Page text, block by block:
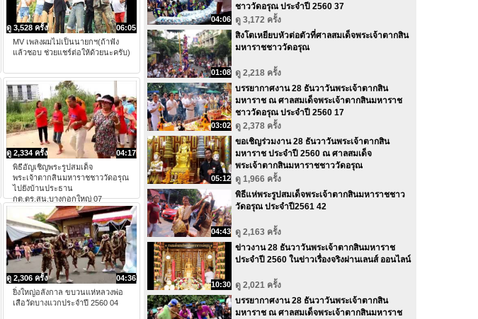
06:05
ดู 3,528 ครั้ง
MV เพลงผมไม่เป็นนายกฯ(ถ้าฟัง
แล้วชอบ ช่วยแชร์ต่อให้ด้วยนะครับ)
04:17
ดู 2,334 ครั้ง
พิธีอัญเชิญพระรูปสมเด็จ
พระเจ้าตากสินมหาราชชาววัดอรุณ
ไปยังบ้านประธาน
กต.ตร.สน.บางกอกใหญ่ 07
04:36
ดู 2,306 ครั้ง
ยิ่งใหญ่อลังกาล ขบวนแห่หลวงพ่อ
เสือวัดบางแวกประจำปี 2560 04
04:06
ชาววัดอรุณ ประจำปี 2560 37
ดู 3,172 ครั้ง
01:08
สิงโตเหยียบหัวต่อตัวที่ศาลสมเด็จพระเจ้าตากสิน
มหาราชชาววัดอรุณ
ดู 2,218 ครั้ง
03:02
บรรยากาศงาน 28 ธันวาวันพระเจ้าตากสิน
มหาราช ณ ศาลสมเด็จพระเจ้าตากสินมหาราช
ชาววัดอรุณ ประจำปี 2560 17
ดู 2,378 ครั้ง
05:12
ขอเชิญร่วมงาน 28 ธันวาวันพระเจ้าตากสิน
มหาราช ประจำปี 2560 ณ ศาลสมเด็จ
พระเจ้าตากสินมหาราชชาววัดอรุณ
ดู 1,966 ครั้ง
04:43
พิธีแห่พระรูปสมเด็จพระเจ้าตากสินมหาราชชาว
วัดอรุณ ประจำปี2561 42
ดู 2,163 ครั้ง
10:30
ข่าวงาน 28 ธันวาวันพระเจ้าตากสินมหาราช
ประจำปี 2560 ในข่าวเรื่องจริงผ่านเลนส์ ออนไลน์
ดู 2,021 ครั้ง
บรรยากาศงาน 28 ธันวาวันพระเจ้าตากสิน
มหาราช ณ ศาลสมเด็จพระเจ้าตากสินมหาราช